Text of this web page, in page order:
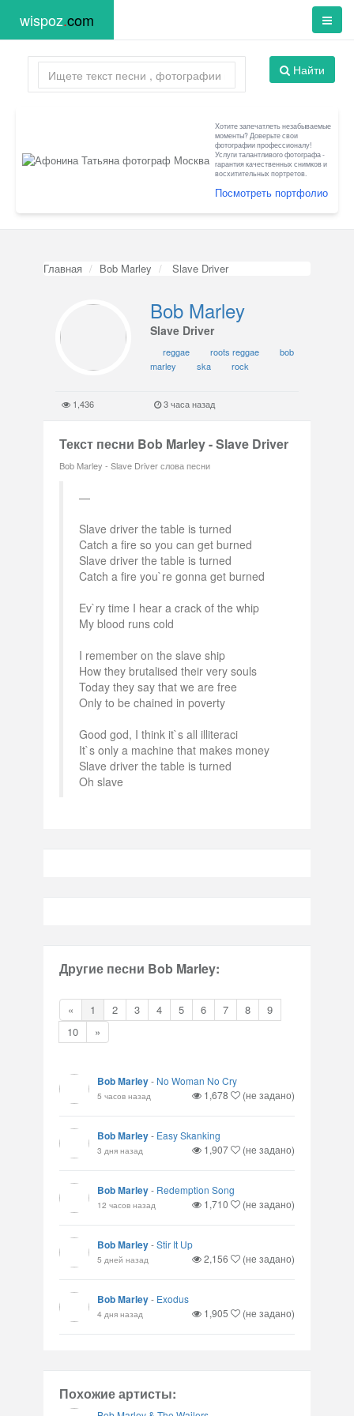
wispoz.com
Найти
Хотите запечатлеть незабываемые
моменты? Доверьте свои
фотографии профессионалу!
Услуги талантливого фотографа -
гарантия качественных снимков и
восхитительных портретов.
Посмотреть портфолио
Главная Bob Marley Slave Driver
Bob Marley
Slave Driver
reggae roots reggae
bob
marley
ska rock
1,436 3 часа назад
Текст песни Bob Marley - Slave Driver
Bob Marley - Slave Driver слова песни
Slave driver the table is turned
Catch a fire so you can get burned
Slave driver the table is turned
Catch a fire you`re gonna get burned
Ev`ry time I hear a crack of the whip
My blood runs cold
I remember on the slave ship
How they brutalised their very souls
Today they say that we are free
Only to be chained in poverty
Good god, I think it`s all illiteraci
It`s only a machine that makes money
Slave driver the table is turned
Oh slave
Другие песни Bob Marley:
« 1 2 3 4 5 6 7 8
9
10
»
Bob Marley- No Woman No Cry
5 часов назад 1,678 (не задано)
Bob Marley- Easy Skanking
3 дня назад 1,907 (не задано)
Bob Marley- Redemption Song
12 часов назад 1,710 (не задано)
Bob Marley-Stir It Up
5 дней назад 2,156 (не задано)
Bob Marley- Exodus
4 дня назад 1,905 (не задано)
Похожие артисты: